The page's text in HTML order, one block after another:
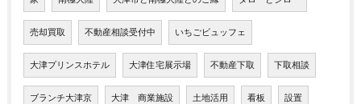
売却買取 不動産相談受付中 いちごビュッフェ
大津プリンスホテル 大津住宅展示場 不動産下取 下取相談
ブランチ大津京 大津 商業施設 土地活用 看板 設置